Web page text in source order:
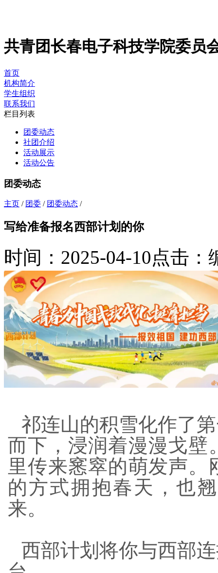
共青团长春电子科技学院委员
首页
机构简介
学生组织
联系我们
栏目列表
团委动态
社团介绍
活动展示
活动公告
团委动态
主页 / 团委 / 团委动态 /
写给准备报名西部计划的你
时间：2025-04-10点击：
祁连山的积雪化作了
而下，浸润着漫漫戈壁
里传来窸窣的萌发声
的方式拥抱春天，也
来。
西部计划将你与西部